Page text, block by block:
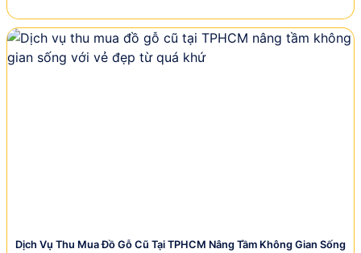
Dịch Vụ Thu Mua Đồ Gỗ Cũ Tại TPHCM Nâng Tầm Không Gian Sống